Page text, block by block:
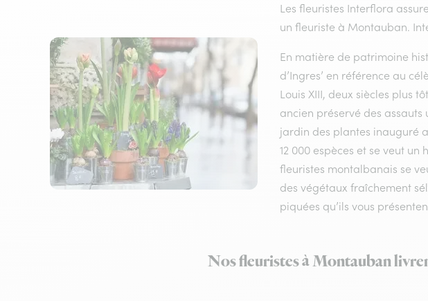
Les fleuristes Interflora
un fleuriste à Montauban.
En matière de patrimoine
d’Ingres’ en référence au
Louis XIII, deux siècles plus
ancien préservé des assauts
jardin des plantes inauguré
12 000 espèces et se veut
fleuristes montalbanais se
des végétaux fraîchement
piquées qu’ils vous
Nos fleuristes à Montauban